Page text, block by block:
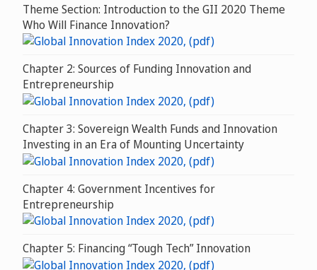
Theme Section: Introduction to the GII 2020 Theme
Who Will Finance Innovation?
Chapter 2: Sources of Funding Innovation and
Entrepreneurship
Chapter 3: Sovereign Wealth Funds and Innovation
Investing in an Era of Mounting Uncertainty
Chapter 4: Government Incentives for
Entrepreneurship
Chapter 5: Financing “Tough Tech” Innovation